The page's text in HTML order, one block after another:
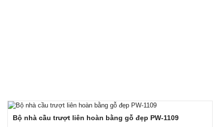
Bộ nhà cầu trượt liên hoàn bằng gỗ đẹp PW-1109